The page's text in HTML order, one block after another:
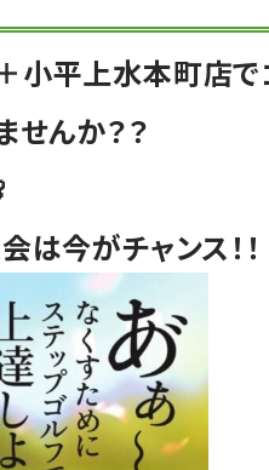
小平上水本町店で
んか？？
今がチャンス！！